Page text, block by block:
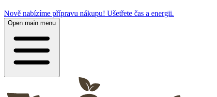
Nově nabízíme přípravu nákupu! Ušetřete čas a energii.
Open main menu